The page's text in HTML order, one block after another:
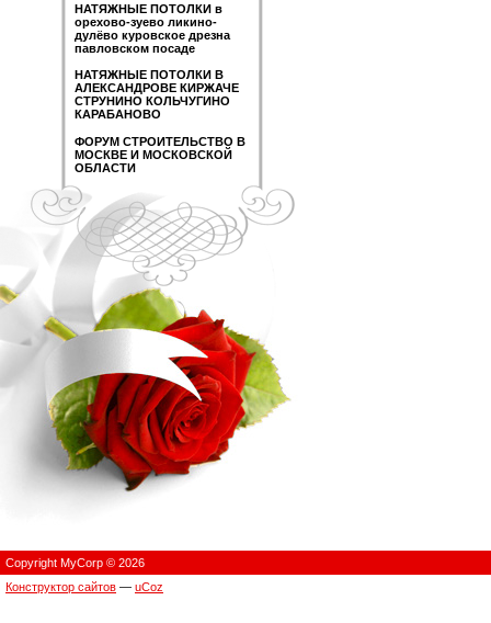
НАТЯЖНЫЕ ПОТОЛКИ в
орехово-зуево ликино-
дулёво куровское дрезна
павловском посаде
НАТЯЖНЫЕ ПОТОЛКИ В
АЛЕКСАНДРОВЕ КИРЖАЧЕ
СТРУНИНО КОЛЬЧУГИНО
КАРАБАНОВО
ФОРУМ СТРОИТЕЛЬСТВО В
МОСКВЕ И МОСКОВСКОЙ
ОБЛАСТИ
Copyright MyCorp © 2026
Конструктор сайтов — uCoz